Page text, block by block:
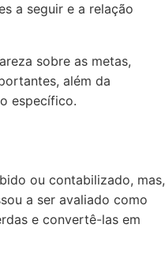
a seguir e a relação
sobre as metas,
além da
específico.
ou contabilizado, mas,
a ser avaliado como
e convertê-las em